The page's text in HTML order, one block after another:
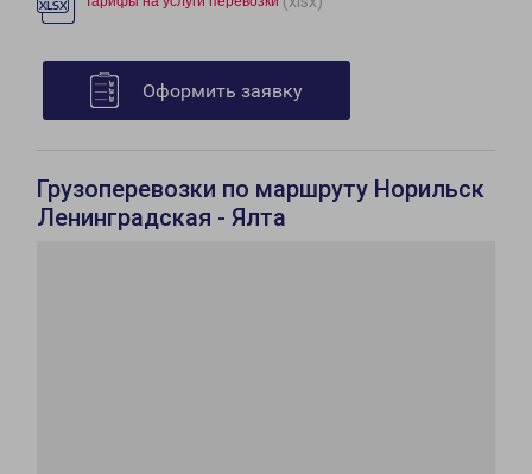
Оформить заявку
Грузоперевозки по маршруту Норильск
Ленинградская - Ялта